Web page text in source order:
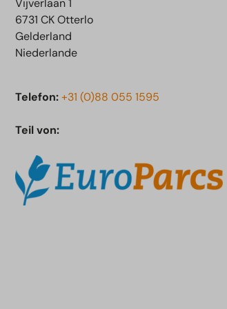
Vijverlaan 1
6731 CK Otterlo
Gelderland
Niederlande
Telefon:+31 (0)88 055 1595
Teil von: